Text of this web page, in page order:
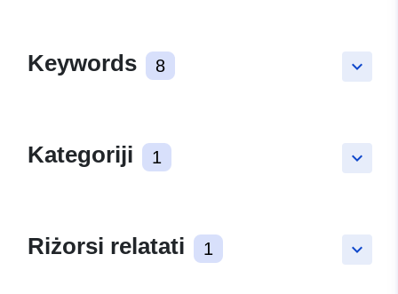
keyboard_arrow_down
Keywords 8
keyboard_arrow_down
Kategoriji 1
keyboard_arrow_down
Riżorsi relatati 1